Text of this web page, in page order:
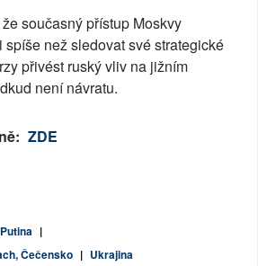
současný přístup Moskvy
spíše než sledovat své strategické
přivést ruský vliv na jižním
není návratu.
ZDE
|
Čečensko | Ukrajina